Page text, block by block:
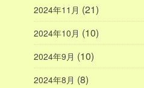
2024年11月 (21)
2024年10月 (10)
2024年9月 (10)
2024年8月 (8)